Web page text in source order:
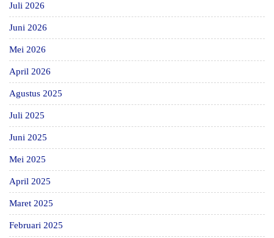
Juli 2026
Juni 2026
Mei 2026
April 2026
Agustus 2025
Juli 2025
Juni 2025
Mei 2025
April 2025
Maret 2025
Februari 2025